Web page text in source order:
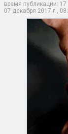
время публикации:
07 декабря 2017 г.,